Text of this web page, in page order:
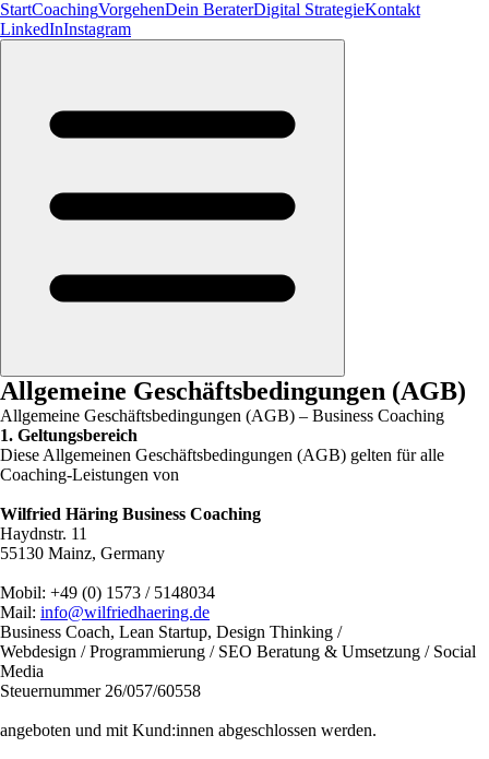
StartCoachingVorgehenDein BeraterDigital StrategieKontakt
LinkedInInstagram
Allgemeine Geschäftsbedingungen (AGB)
Allgemeine Geschäftsbedingungen (AGB) – Business Coaching
1. Geltungsbereich
Diese Allgemeinen Geschäftsbedingungen (AGB) gelten für alle
Coaching-Leistungen von
Wilfried Häring Business Coaching
Haydnstr. 11
55130 Mainz, Germany
Mobil: +49 (0) 1573 / 5148034
Mail: info@wilfriedhaering.de
Business Coach, Lean Startup, Design Thinking /
Webdesign / Programmierung / SEO Beratung & Umsetzung / Social
Media
Steuernummer 26/057/60558
angeboten und mit Kund:innen abgeschlossen werden.